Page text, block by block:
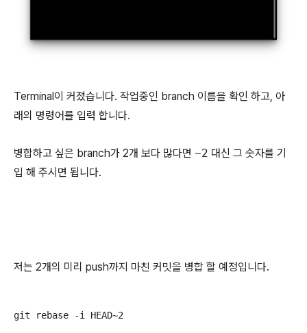
Terminal이 커졌습니다. 작업중인 branch 이름을 확인 하고, 아
래의 명령어를 입력 합니다.
병합하고 싶은 branch가 2개 보다 많다면 ~2 대신 그 숫자를 기
입 해 주시면 됩니다.
저는 2개의 미리 push까지 마친 커밋을 병합 할 예정입니다.
git rebase -i HEAD~2